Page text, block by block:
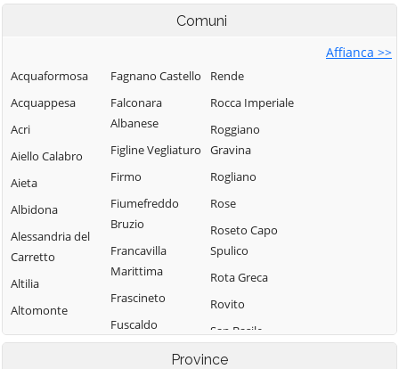
Comuni
Affianca >>
Acquaformosa
Acquappesa
Acri
Aiello Calabro
Aieta
Albidona
Alessandria del
Carretto
Altilia
Altomonte
Amantea
Fagnano Castello
Falconara
Albanese
Figline Vegliaturo
Firmo
Fiumefreddo
Bruzio
Francavilla
Marittima
Frascineto
Fuscaldo
Rende
Rocca Imperiale
Roggiano
Gravina
Rogliano
Rose
Roseto Capo
Spulico
Rota Greca
Rovito
San Basile
San Benedetto
Province